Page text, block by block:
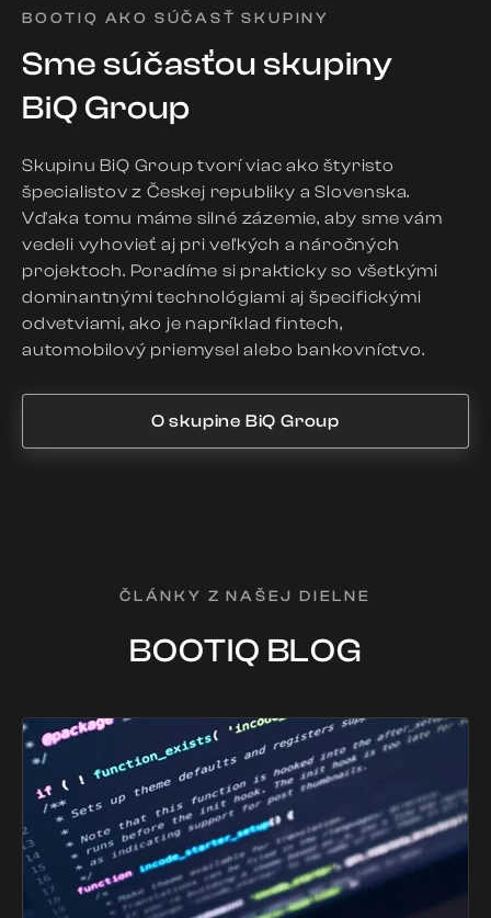
BOOTIQ AKO SÚČASŤ SKUPINY
Sme súčasťou skupiny
BiQ Group
Skupinu BiQ Group tvorí viac ako štyristo
špecialistov z Českej republiky a Slovenska.
Vďaka tomu máme silné zázemie, aby sme vám
vedeli vyhovieť aj pri veľkých a náročných
projektoch. Poradíme si prakticky so všetkými
dominantnými technológiami aj špecifickými
odvetviami, ako je napríklad fintech,
automobilový priemysel alebo bankovníctvo.
O skupine BiQ Group
ČLÁNKY Z NAŠEJ DIELNE
BOOTIQ BLOG